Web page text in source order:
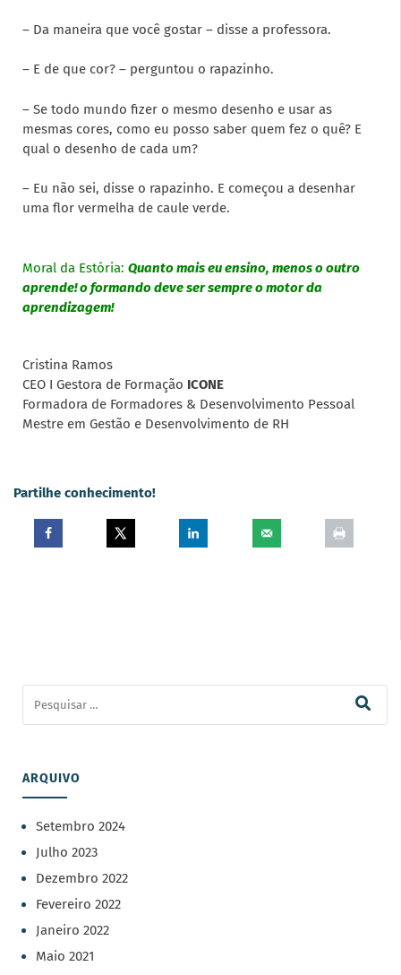
– Da maneira que você gostar – disse a professora.
– E de que cor? – perguntou o rapazinho.
– Se todo mundo fizer o mesmo desenho e usar as
mesmas cores, como eu posso saber quem fez o quê? E
qual o desenho de cada um?
– Eu não sei, disse o rapazinho. E começou a desenhar
uma flor vermelha de caule verde.
Moral da Estória: Quanto mais eu ensino, menos o outro
aprende! o formando deve ser sempre o motor da
aprendizagem!
Cristina Ramos
CEO I Gestora de Formação ICONE
Formadora de Formadores & Desenvolvimento Pessoal
Mestre em Gestão e Desenvolvimento de RH
Partilhe conhecimento!
ARQUIVO
Setembro 2024
Julho 2023
Dezembro 2022
Fevereiro 2022
Janeiro 2022
Maio 2021